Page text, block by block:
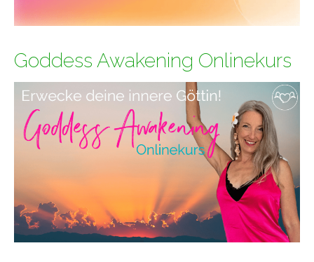
Goddess Awakening Onlinekurs